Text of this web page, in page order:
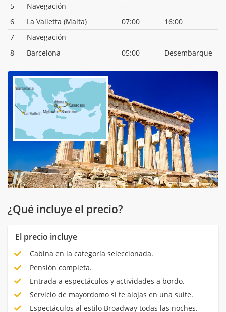
5
Navegación -
-
6
La Valletta (Malta) 07:00
16:00
7
Navegación -
-
8
Barcelona 05:00 Desembarque
¿Qué incluye el precio?
El precio incluye
Cabina en la categoría seleccionada.
Pensión completa.
Entrada a espectáculos y actividades a bordo.
Servicio de mayordomo si te alojas en una suite.
Espectáculos al estilo Broadway todas las noches.